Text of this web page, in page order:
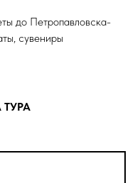
до Петропавловска-
сувениры